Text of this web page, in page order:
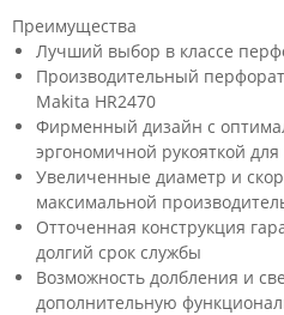
Преимущества
Лучший выбор в классе
Производительный
Makita HR2470
Фирменный дизайн с
эргономичной рукояткой
Увеличенные диаметр и
максимальной
Отточенная конструкция
долгий срок службы
Возможность долбления и
дополнительную